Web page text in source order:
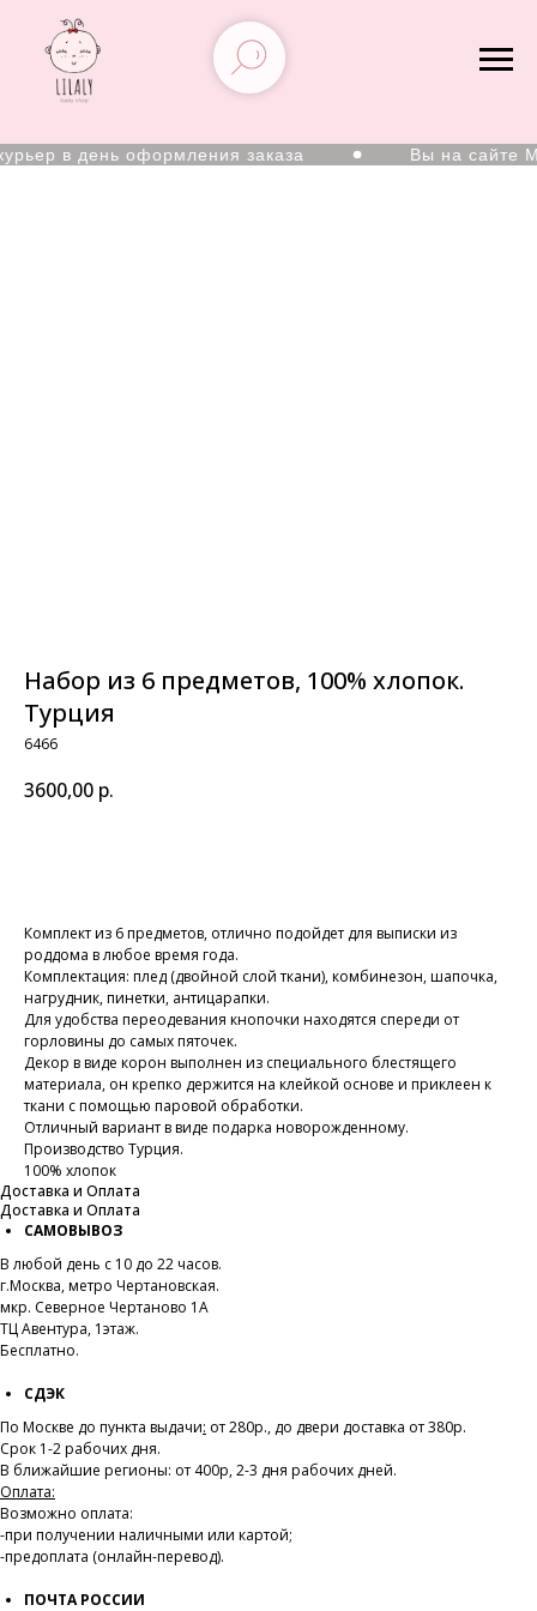
в день оформления заказа Вы на сайте
Набор из 6 предметов, 100% хлопок.
Турция
6466
3600,00 р.
Комплект из 6 предметов, отлично подойдет для выписки из
роддома в любое время года.
Комплектация: плед (двойной слой ткани), комбинезон, шапочка,
нагрудник, пинетки, антицарапки.
Для удобства переодевания кнопочки находятся спереди от
горловины до самых пяточек.
Декор в виде корон выполнен из специального блестящего
материала, он крепко держится на клейкой основе и приклеен к
ткани с помощью паровой обработки.
Отличный вариант в виде подарка новорожденному.
Производство Турция.
100% хлопок
Доставка и Оплата
Доставка и Оплата
САМОВЫВОЗ
В любой день с 10 до 22 часов.
г.Москва, метро Чертановская.
мкр. Северное Чертаново 1А
ТЦ Авентура, 1этаж.
Бесплатно.
СДЭК
По Москве до пункта выдачи: от 280р., до двери доставка от 380р.
Срок 1-2 рабочих дня.
В ближайшие регионы: от 400р, 2-3 дня рабочих дней.
Оплата:
Возможно оплата:
-при получении наличными или картой;
-предоплата (онлайн-перевод).
ПОЧТА РОССИИ